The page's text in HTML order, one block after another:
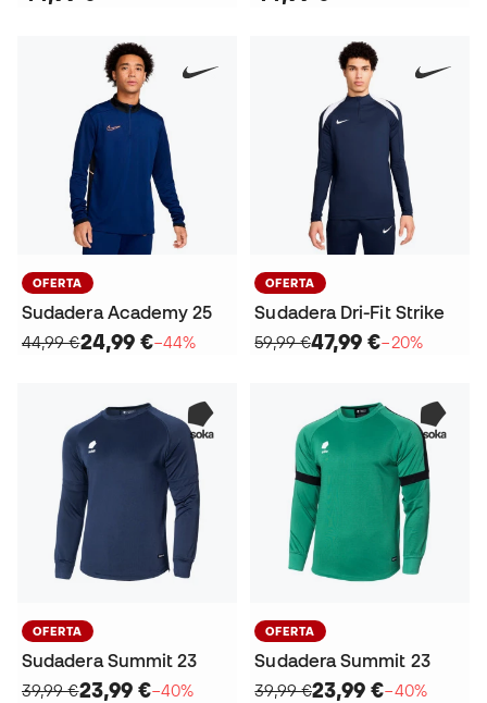
OFERTA
Sudadera Academy 25
44,99 €24,99 €−44%
OFERTA
Sudadera Dri-Fit Strike
59,99 €47,99 €−20%
OFERTA
Sudadera Summit 23
39,99 €23,99 €−40%
OFERTA
Sudadera Summit 23
39,99 €23,99 €−40%